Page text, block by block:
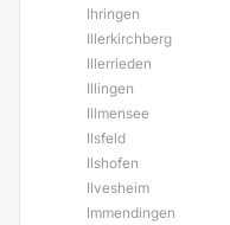
Ihringen
Illerkirchberg
Illerrieden
Illingen
Illmensee
Ilsfeld
Ilshofen
Ilvesheim
Immendingen